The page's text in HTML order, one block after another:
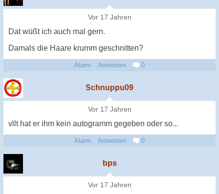
Vor 17 Jahren
Dat wüßt ich auch mal gern.
Damals die Haare krumm geschnitten?
Alarm Antworten 0
Schnuppu09
Vor 17 Jahren
vllt hat er ihm kein autogramm gegeben oder so...
Alarm Antworten 0
bps
Vor 17 Jahren